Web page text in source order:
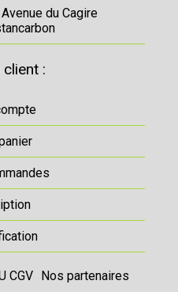
du Cagire
:
CGV Nos partenaires